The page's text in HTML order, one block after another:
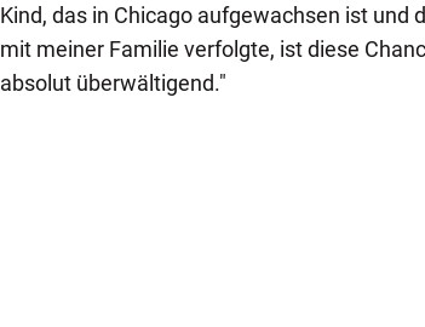
Kind, das in Chicago aufgewachsen ist und
mit meiner Familie verfolgte, ist diese
absolut überwältigend."